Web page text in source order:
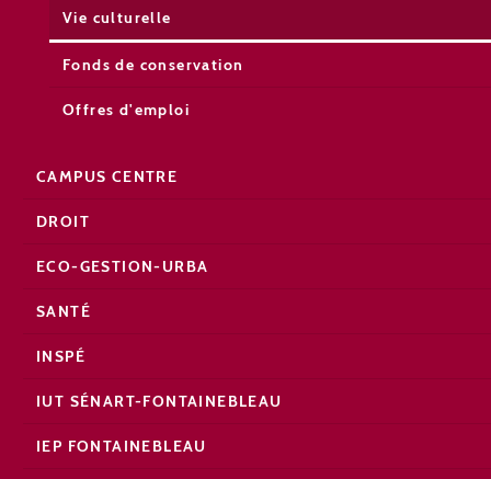
Vie culturelle
Fonds de conservation
Offres d'emploi
CAMPUS CENTRE
DROIT
ECO-GESTION-URBA
SANTÉ
INSPÉ
IUT SÉNART-FONTAINEBLEAU
IEP FONTAINEBLEAU